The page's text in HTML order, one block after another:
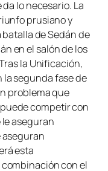
lo necesario. La
prusiano y
de Sedán de
en el salón de los
la Unificación,
segunda fase de
problema que
competir con
aseguran
aseguran
esta
con el